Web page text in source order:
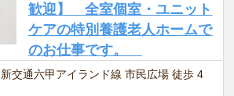
歓迎】 全室個室・ユニット
ケアの特別養護老人ホームで
のお仕事です。
交通六甲アイランド線 市民広場 徒歩 4